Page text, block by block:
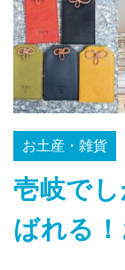
お土産・雑貨
壱岐で
ばれる